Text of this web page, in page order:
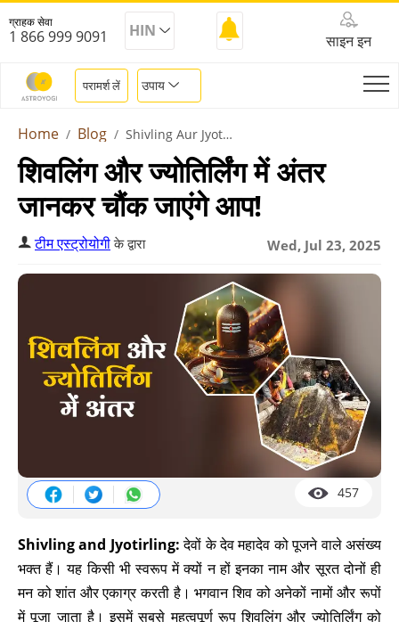
ग्राहक सेवा
1 866 999 9091 HIN
साइन इन
परामर्श लें उपाय
Home Blog Shivling Aur Jyotirling Mein Antar
शिवलिंग और ज्योतिर्लिंग में अंतर
जानकर चौंक जाएंगे आप!
Wed, Jul 23, 2025
टीम एस्ट्रोयोगीके द्वारा
457
Shivling and Jyotirling:देवों के देव महादेव को पूजने वाले असंख्य
भक्त हैं। यह किसी भी स्वरूप में क्यों न हों इनका नाम और सूरत दोनों ही
मन को शांत और एकाग्र करती है। भगवान शिव को अनेकों नामों और रूपों
में पूजा जाता है। इसमें सबसे महत्वपूर्ण रूप शिवलिंग और ज्योतिर्लिंग को